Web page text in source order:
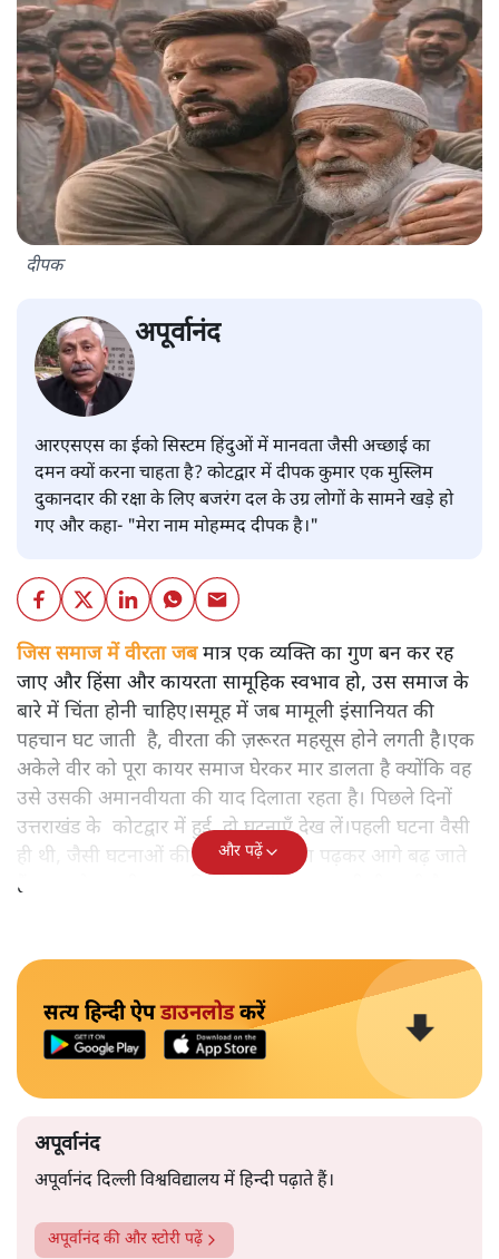
दीपक
अपूर्वानंद
आरएसएस का ईको सिस्टम हिंदुओं में मानवता जैसी अच्छाई का
दमन क्यों करना चाहता है? कोटद्वार में दीपक कुमार एक मुस्लिम
दुकानदार की रक्षा के लिए बजरंग दल के उग्र लोगों के सामने खड़े हो
गए और कहा- "मेरा नाम मोहम्मद दीपक है।"
जिस समाज में वीरता जबमात्र एक व्यक्ति का गुण बन कर रह
जाए और हिंसा और कायरता सामूहिक स्वभाव हो, उस समाज के
बारे में चिंता होनी चाहिए।समूह में जब मामूली इंसानियत की
पहचान घट जाती है, वीरता की ज़रूरत महसूस होने लगती है।एक
अकेले वीर को पूरा कायर समाज घेरकर मार डालता है क्योंकि वह
उसे उसकी अमानवीयता की याद दिलाता रहता है। पिछले दिनों
उत्तराखंड के कोटद्वार में हुई दो घटनाएँ देख लें।पहली घटना वैसी
ही थी, जैसी घटनाओं की खबर हम रोज़ाना पढ़कर आगे बढ़ जाते
हैं।भारत के तक़रीबन हर हिस्से से ऐसी खबर आती ही रहती है।
और पढ़ें
सत्य हिन्दी ऐपडाउनलोडकरें
अपूर्वानंद
अपूर्वानंद दिल्ली विश्वविद्यालय में हिन्दी पढ़ाते हैं।
अपूर्वानंदकी और स्टोरी पढ़ें